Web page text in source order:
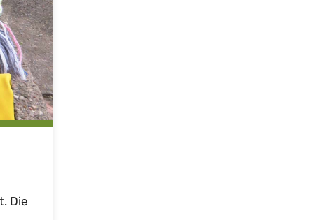
Die